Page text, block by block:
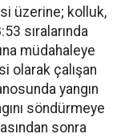
üzerine; kolluk,
sıralarında
müdahaleye
olarak çalışan
yangın
söndürmeye
sonra